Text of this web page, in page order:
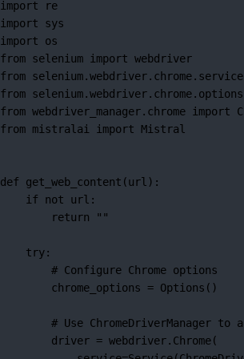
import re
import sys
import os
from selenium import webdriver
from selenium.webdriver.chrome.service
from selenium.webdriver.chrome.options
from webdriver_manager.chrome import
from mistralai import Mistral
def get_web_content (url):
if
not url:
return
""
try:
# Configure Chrome options
chrome_options = Options()
# Use ChromeDriverManager
driver = webdriver.Chrome(